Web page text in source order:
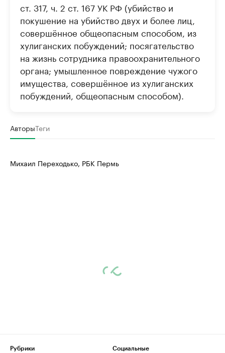
ст. 317, ч. 2 ст. 167 УК РФ (убийство и
покушение на убийство двух и более лиц,
совершённое общеопасным способом, из
хулиганских побуждений; посягательство
на жизнь сотрудника правоохранительного
органа; умышленное повреждение чужого
имущества, совершённое из хулиганских
побуждений, общеопасным способом).
АвторыТеги
Михаил Переходько, РБК Пермь
Рубрики
Социальные